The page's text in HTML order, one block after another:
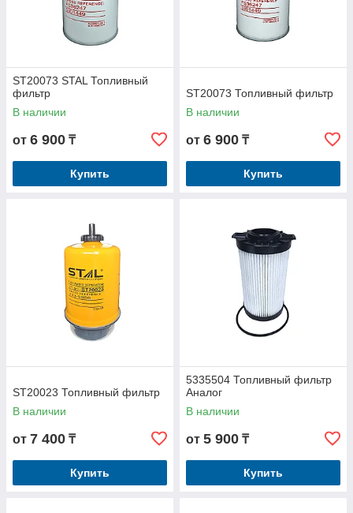
ST20073 STAL Топливный
фильтр
В наличии
от 6 900 ₸
Купить
ST20073 Топливный фильтр
В наличии
от 6 900 ₸
Купить
ST20023 Топливный фильтр
В наличии
от 7 400 ₸
Купить
5335504 Топливный фильтр
Аналог
В наличии
от 5 900 ₸
Купить